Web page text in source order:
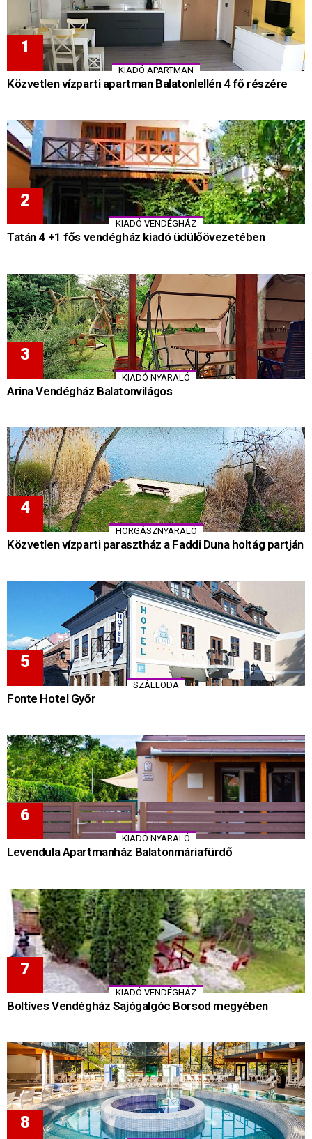
KIADÓ APARTMAN
Közvetlen vízparti apartman Balatonlellén 4 fő részére
KIADÓ VENDÉGHÁZ
Tatán 4 +1 fős vendégház kiadó üdülőövezetében
KIADÓ NYARALÓ
Arina Vendégház Balatonvilágos
HORGÁSZNYARALÓ
Közvetlen vízparti parasztház a Faddi Duna holtág partján
SZÁLLODA
Fonte Hotel Győr
KIADÓ NYARALÓ
Levendula Apartmanház Balatonmáriafürdő
KIADÓ VENDÉGHÁZ
Boltíves Vendégház Sajógalgóc Borsod megyében